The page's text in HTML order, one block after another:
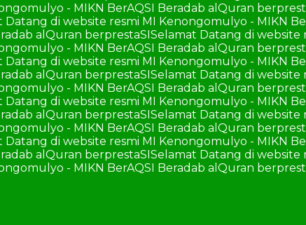
- MIKN BerAQSI Beradab alQuran
Datang di website resmi MI Kenongomulyo - MIKN
alQuran berprestaSISelamat Datang di website
- MIKN BerAQSI Beradab alQuran
Datang di website resmi MI Kenongomulyo - MIKN
alQuran berprestaSISelamat Datang di website
- MIKN BerAQSI Beradab alQuran
Datang di website resmi MI Kenongomulyo - MIKN
alQuran berprestaSISelamat Datang di website
- MIKN BerAQSI Beradab alQuran
Datang di website resmi MI Kenongomulyo - MIKN
alQuran berprestaSISelamat Datang di website
- MIKN BerAQSI Beradab alQuran